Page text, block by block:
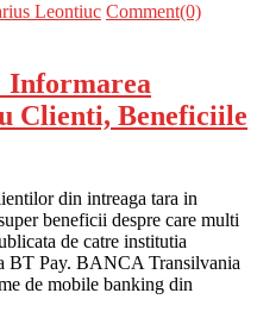
Leontiuc Comment(0)
Informarea
Clienti, Beneficiile
din intreaga tara in
beneficii despre care multi
de catre institutia
BT Pay. BANCA Transilvania
de mobile banking din